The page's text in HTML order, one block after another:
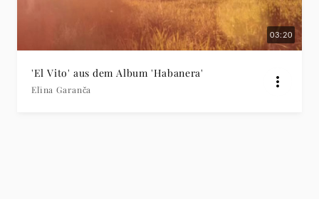
03:20
'El Vito' aus dem Album 'Habanera'
Elīna Garanča